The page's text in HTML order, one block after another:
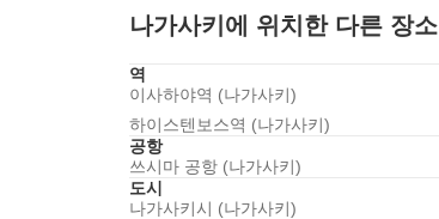
나가사키에 위치한 다른 장소
역
이사하야역 (나가사키)
하이스텐보스역 (나가사키)
공항
쓰시마 공항 (나가사키)
도시
나가사키시 (나가사키)